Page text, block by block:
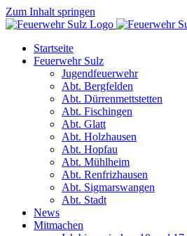
Zum Inhalt springen
Startseite
Feuerwehr Sulz
Jugendfeuerwehr
Abt. Bergfelden
Abt. Dürrenmettstetten
Abt. Fischingen
Abt. Glatt
Abt. Holzhausen
Abt. Hopfau
Abt. Mühlheim
Abt. Renfrizhausen
Abt. Sigmarswangen
Abt. Stadt
News
Mitmachen